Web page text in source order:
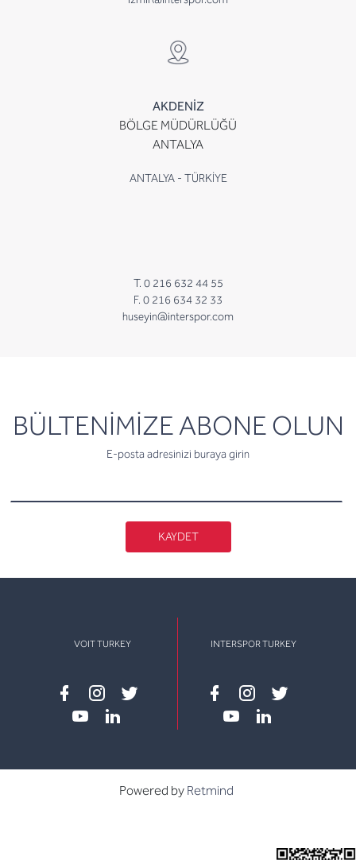
AKDENİZ
BÖLGE MÜDÜRLÜĞÜ
ANTALYA
ANTALYA - TÜRKİYE
T. 0 216 632 44 55
F. 0 216 634 32 33
huseyin@interspor.com
BÜLTENİMİZE ABONE OLUN
E-posta adresinizi buraya girin
newsletter
KAYDET
VOIT TURKEY
Facebook
instagram
twitter
INTERSPOR TURKEY
Facebook
instagram
twitter
Powered by Retmind